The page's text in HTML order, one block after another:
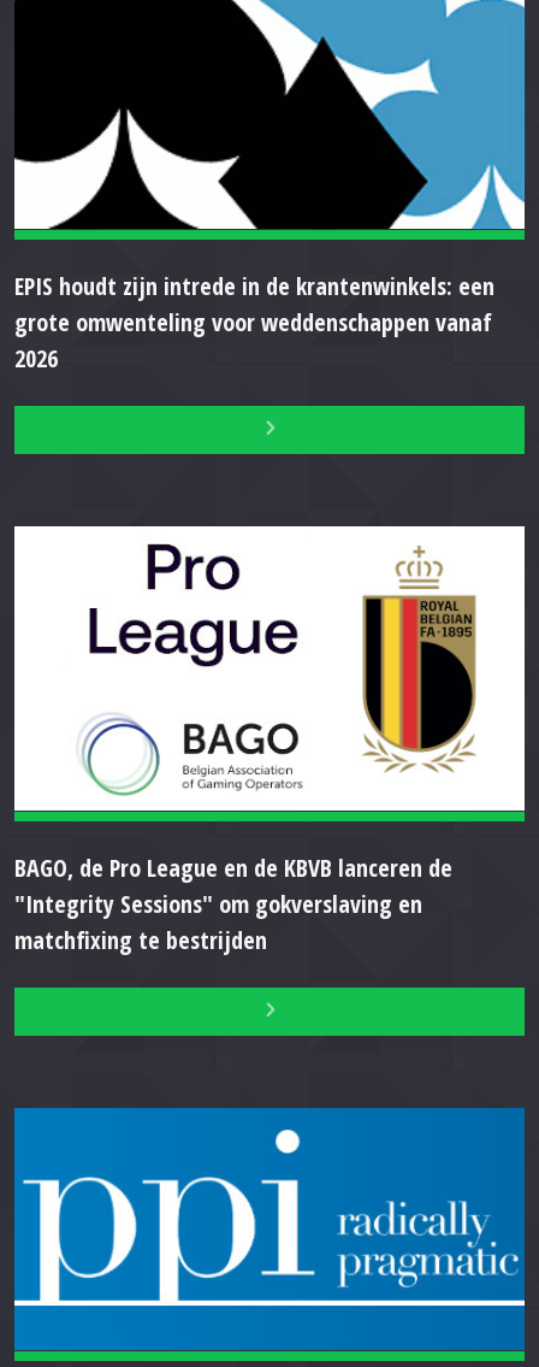
EPIS houdt zijn intrede in de krantenwinkels: een
grote omwenteling voor weddenschappen vanaf
2026
BAGO, de Pro League en de KBVB lanceren de
"Integrity Sessions" om gokverslaving en
matchfixing te bestrijden